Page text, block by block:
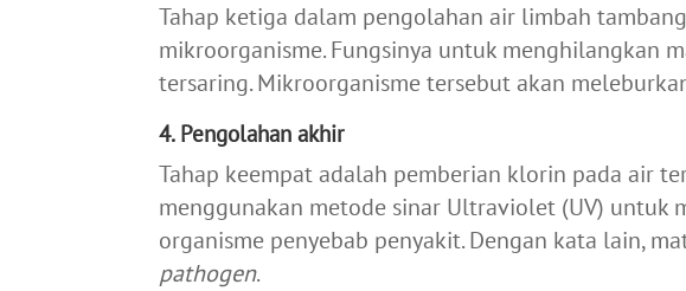
Tahap ketiga dalam pengolahan air limbah
mikroorganisme. Fungsinya untuk menghilangkan
tersaring. Mikroorganisme tersebut akan
4. Pengolahan akhir
Tahap keempat adalah pemberian klorin pada air
menggunakan metode sinar Ultraviolet (UV) untuk
organisme penyebab penyakit. Dengan kata lain,
pathogen.